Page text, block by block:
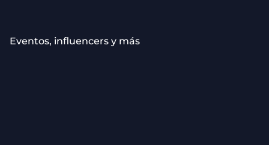
Eventos, influencers y más